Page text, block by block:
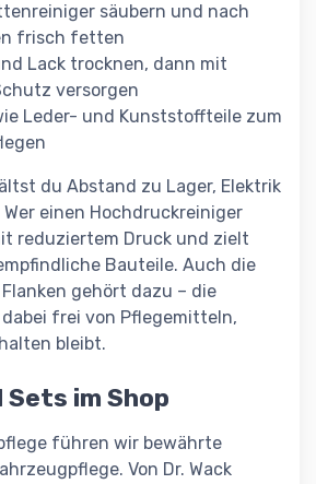
säubern und nach
frisch fetten
Lack trocknen, dann mit
versorgen
Leder- und Kunststoffteile zum
du Abstand zu Lager, Elektrik
einen Hochdruckreiniger
reduziertem Druck und zielt
Bauteile. Auch die
gehört dazu – die
frei von Pflegemitteln,
bleibt.
Sets im Shop
führen wir bewährte
Von Dr. Wack